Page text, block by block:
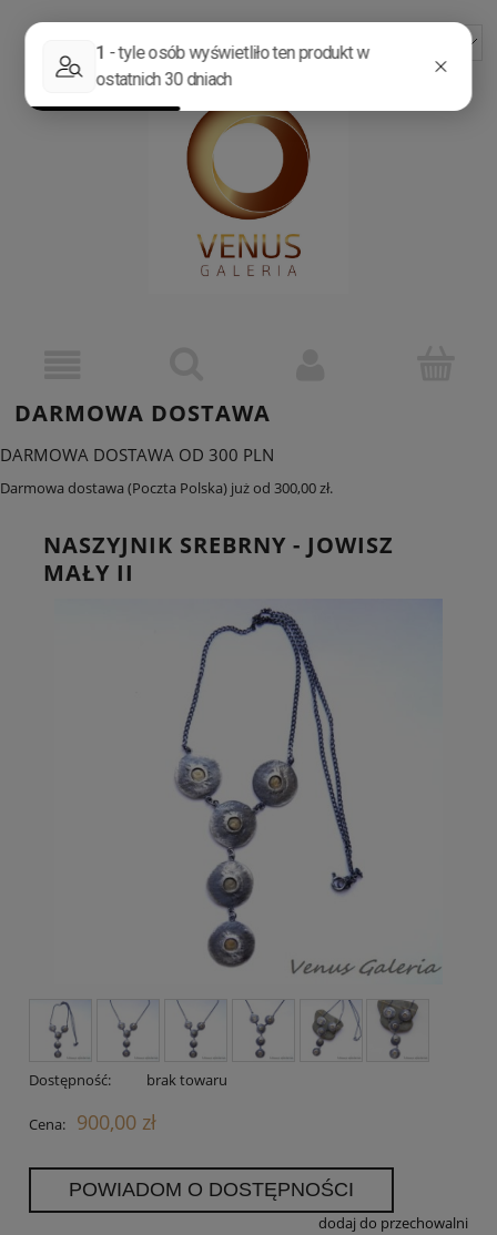
DARMOWA DOSTAWA
DARMOWA DOSTAWA OD 300 PLN
Darmowa dostawa (Poczta Polska) już od 300,00 zł.
NASZYJNIK SREBRNY - JOWISZ
MAŁY II
Dostępność: brak towaru
Cena: 900,00 zł
POWIADOM O DOSTĘPNOŚCI
dodaj do przechowalni